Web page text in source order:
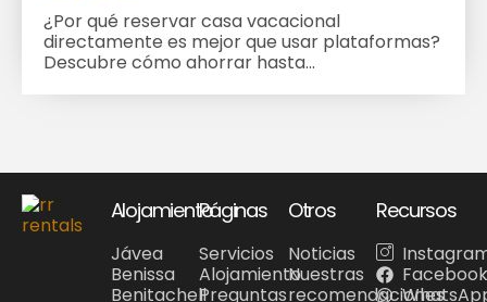
¿Por qué reservar casa vacacional
directamente es mejor que usar plataformas?
Descubre cómo ahorrar hasta...
Alojamiento
Jávea
Benissa
Benitachell
Páginas
Servicios
Alojamiento
Preguntas
Otros
Noticias
Nuestras
recomendaciones
Recursos